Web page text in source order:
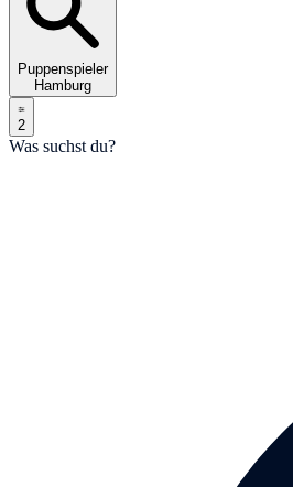
Puppenspieler
Hamburg
2
Was suchst du?